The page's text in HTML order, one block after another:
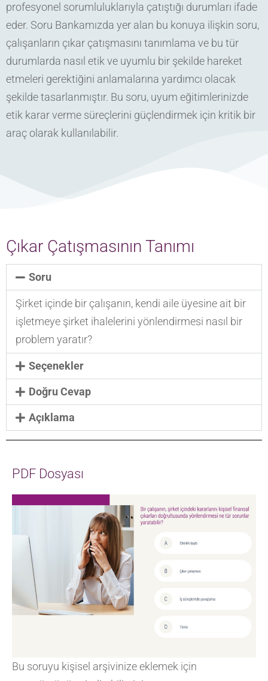
profesyonel sorumluluklarıyla çatıştığı durumları ifade
eder. Soru Bankamızda yer alan bu konuya ilişkin soru,
çalışanların çıkar çatışmasını tanımlama ve bu tür
durumlarda nasıl etik ve uyumlu bir şekilde hareket
etmeleri gerektiğini anlamalarına yardımcı olacak
şekilde tasarlanmıştır. Bu soru, uyum eğitimlerinizde
etik karar verme süreçlerini güçlendirmek için kritik bir
araç olarak kullanılabilir.
Çıkar Çatışmasının Tanımı
Soru
Şirket içinde bir çalışanın, kendi aile üyesine ait bir
işletmeye şirket ihalelerini yönlendirmesi nasıl bir
problem yaratır?
Seçenekler
Doğru Cevap
Açıklama
PDF Dosyası
Bu soruyu kişisel arşivinize eklemek için